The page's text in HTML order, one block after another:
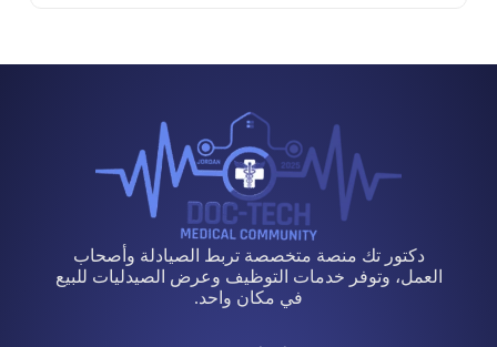
دكتور تك منصة متخصصة تربط الصيادلة وأصحاب
العمل، وتوفر خدمات التوظيف وعرض الصيدليات للبيع
في مكان واحد.